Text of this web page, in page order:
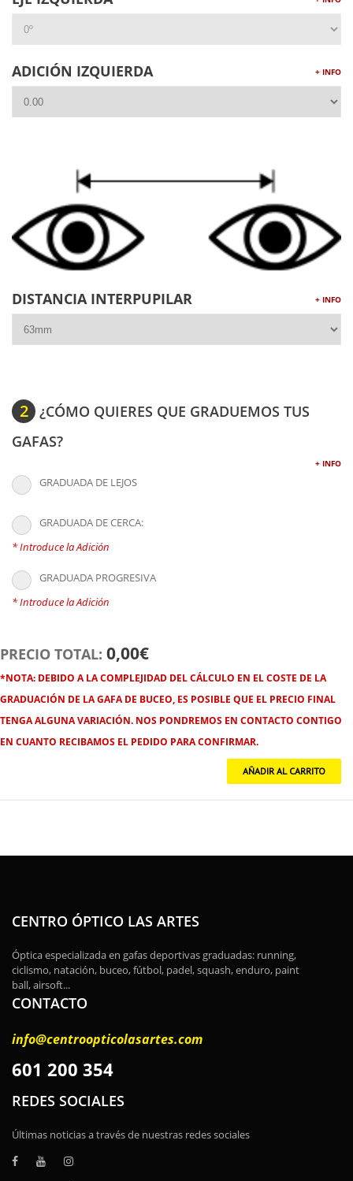
ADICIÓN IZQUIERDA + INFO
DISTANCIA INTERPUPILAR + INFO
2
¿CÓMO QUIERES QUE GRADUEMOS TUS
GAFAS?
+ INFO
GRADUADA DE LEJOS
GRADUADA DE CERCA:
* Introduce la Adición
GRADUADA PROGRESIVA
* Introduce la Adición
PRECIO TOTAL: 0,00€
*NOTA: DEBIDO A LA COMPLEJIDAD DEL CÁLCULO EN EL COSTE DE LA
GRADUACIÓN DE LA GAFA DE BUCEO, ES POSIBLE QUE EL PRECIO FINAL
TENGA ALGUNA VARIACIÓN. NOS PONDREMOS EN CONTACTO CONTIGO
EN CUANTO RECIBAMOS EL PEDIDO PARA CONFIRMAR.
CENTRO ÓPTICO LAS ARTES
Óptica especializada en gafas deportivas graduadas: running,
ciclismo, natación, buceo, fútbol, padel, squash, enduro, paint
ball, airsoft...
CONTACTO
info@centroopticolasartes.com
601 200 354
REDES SOCIALES
Últimas noticias a través de nuestras redes sociales